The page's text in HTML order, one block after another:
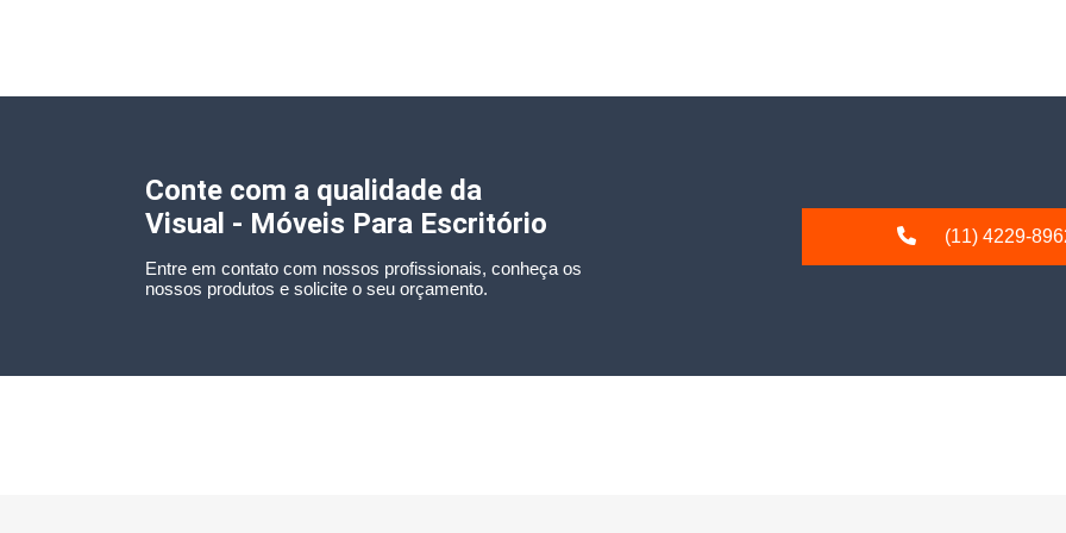
Conte com a qualidade da
Visual - Móveis Para Escritório
Entre em contato com nossos profissionais, conheça os
nossos produtos e solicite o seu orçamento.
(11) 4229-